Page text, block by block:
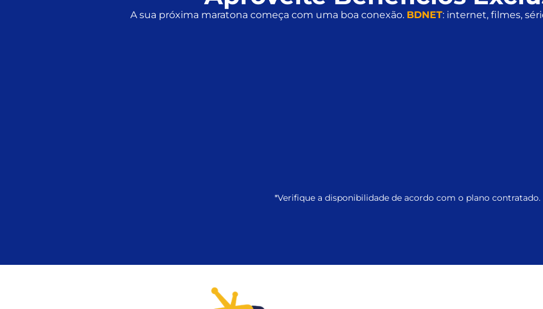
A sua próxima maratona começa com uma boa conexão. BDNET: internet, filmes,
*Verifique a disponibilidade de acordo com o plano contratado.